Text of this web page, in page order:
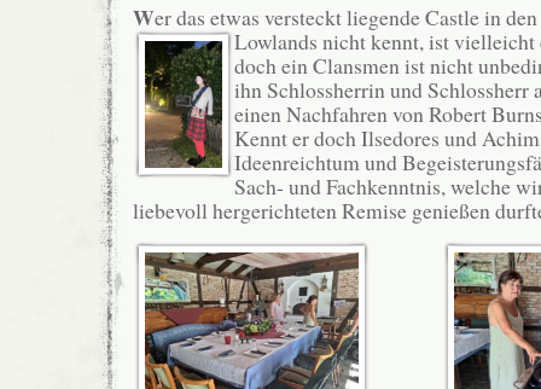
Wer das etwas versteckt liegende Castle in
Lowlands nicht kennt, ist vielleicht
doch ein Clansmen ist nicht
ihn Schlossherrin und Schlossherr
einen Nachfahren von Robert
Kennt er doch Ilsedores und
Ideenreichtum und
Sach- und Fachkenntnis, welche
liebevoll hergerichteten Remise genießen